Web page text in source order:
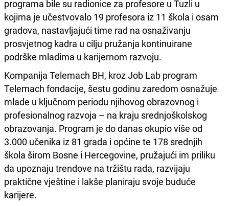
programa bile su radionice za profesore u Tuzli u
kojima je učestvovalo 19 profesora iz 11 škola i osam
gradova, nastavljajući time rad na osnaživanju
prosvjetnog kadra u cilju pružanja kontinuirane
podrške mladima u karijernom razvoju.
Kompanija Telemach BH, kroz Job Lab program
Telemach fondacije, šestu godinu zaredom osnažuje
mlade u ključnom periodu njihovog obrazovnog i
profesionalnog razvoja – na kraju srednjoškolskog
obrazovanja. Program je do danas okupio više od
3.000 učenika iz 81 grada i općine te 178 srednjih
škola širom Bosne i Hercegovine, pružajući im priliku
da upoznaju trendove na tržištu rada, razvijaju
praktične vještine i lakše planiraju svoje buduće
karijere.